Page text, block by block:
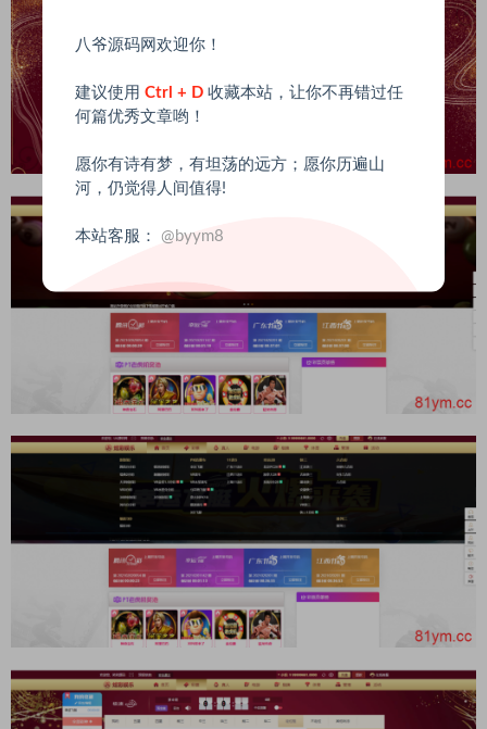
八爷源码网欢迎你！
建议使用 Ctrl + D 收藏本站，让你不再错过任
何篇优秀文章哟！
愿你有诗有梦，有坦荡的远方；愿你历遍山
河，仍觉得人间值得!
本站客服： @byym8